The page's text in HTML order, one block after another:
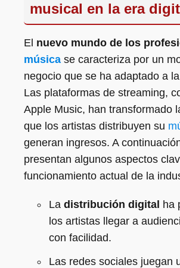
musical en la era
El nuevo mundo de los
música se caracteriza por un
negocio que se ha adaptado a
Las plataformas de streaming,
Apple Music, han transformado
que los artistas distribuyen su
generan ingresos. A
presentan algunos aspectos
funcionamiento actual de la
La distribución digital ha
los artistas llegar a
con facilidad.
Las redes sociales juegan